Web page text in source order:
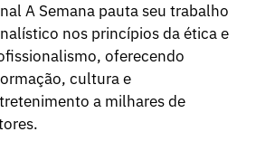
A Semana pauta seu trabalho
nos princípios da ética e
oferecendo
cultura e
a milhares de